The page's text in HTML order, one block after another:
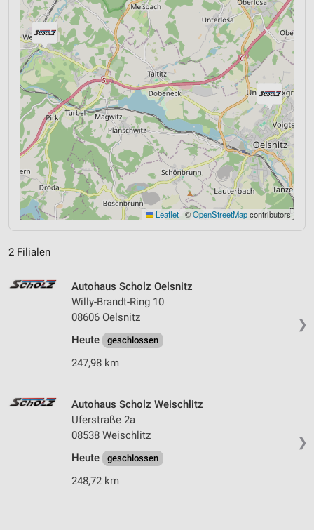
Leaflet | ©OpenStreetMapcontributors
2 Filialen
❯
Autohaus Scholz Oelsnitz
Willy-Brandt-Ring 10
08606 Oelsnitz
Heute
geschlossen
247,98 km
❯
Autohaus Scholz Weischlitz
Uferstraße 2a
08538 Weischlitz
Heute
geschlossen
248,72 km